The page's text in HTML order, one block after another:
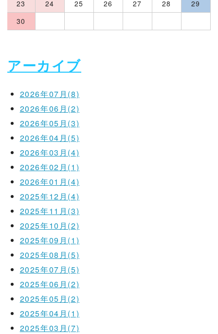
23
24 25 26 27 28
29
30
アーカイブ
2026年07月(8)
2026年06月(2)
2026年05月(3)
2026年04月(5)
2026年03月(4)
2026年02月(1)
2026年01月(4)
2025年12月(4)
2025年11月(3)
2025年10月(2)
2025年09月(1)
2025年08月(5)
2025年07月(5)
2025年06月(2)
2025年05月(2)
2025年04月(1)
2025年03月(7)